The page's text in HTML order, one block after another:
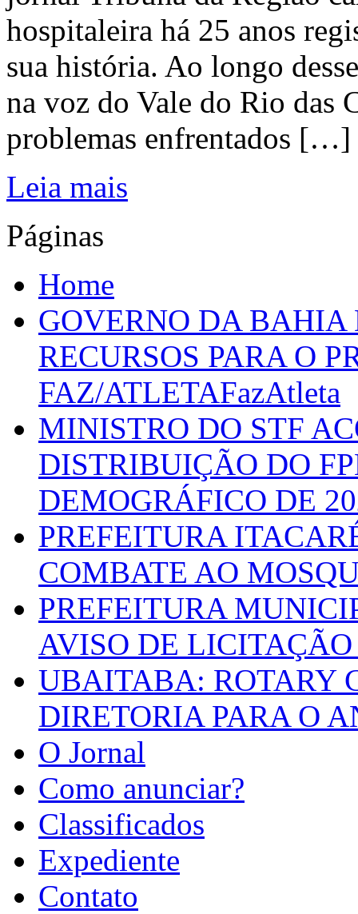
hospitaleira há 25 anos
sua história. Ao longo
na voz do Vale do Rio das
problemas enfrentados […]
Leia mais
Páginas
Home
GOVERNO DA
RECURSOS PARA O
FAZ/ATLETAFazAtleta
MINISTRO DO STF
DISTRIBUIÇÃO DO
DEMOGRÁFICO DE
PREFEITURA
COMBATE AO
PREFEITURA
AVISO DE LICITAÇÃO
UBAITABA: ROTARY
DIRETORIA PARA O
O Jornal
Como anunciar?
Classificados
Expediente
Contato